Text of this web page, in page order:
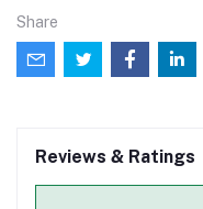
Share
Reviews & Ratings